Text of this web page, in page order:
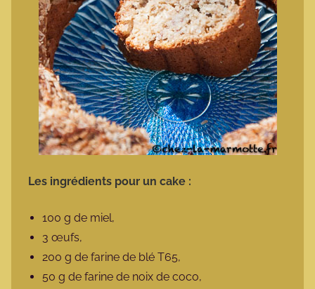
Les ingrédients pour un cake :
100 g de miel,
3 œufs,
200 g de farine de blé T65,
50 g de farine de noix de coco,